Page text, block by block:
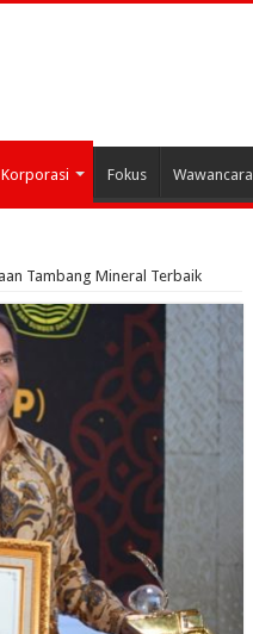
Korporasi Fokus Wawancara
Tambang Mineral Terbaik